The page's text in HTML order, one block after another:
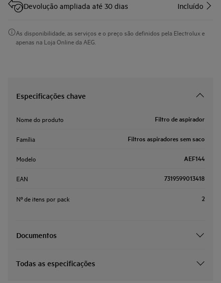
Devolução ampliada até 30 dias Incluído
As disponibilidade, as serviços e o preço são definidos pela Electrolux e
apenas na Loja Online da AEG.
Especificações chave
Nome do produto Filtro de aspirador
Família Filtros aspiradores sem saco
Modelo AEF144
EAN 7319599013418
Nº de itens por pack 2
Documentos
Todas as especificações